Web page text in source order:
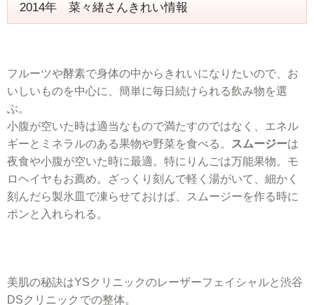
2014年 菜々緒さんきれい情報
フルーツや酵素で身体の中からきれいになりたいので、お
いしいものを中心に、簡単に毎日続けられる飲み物を選
ぶ。
小腹が空いた時は適当なもので満たすのではなく、エネル
ギーとミネラルのある果物や野菜を食べる。
スムージーは
夜食や小腹が空いた時に最適。特にりんごは万能果物。モ
ロヘイヤもお薦め。ざっくり刻んで軽く湯がいて、細かく
刻んだら製氷皿で凍らせておけば、スムージーを作る時に
ポンと入れられる。
美肌の秘訣はYSクリニックのレーザーフェイシャルと渋谷
DSクリニック での整体。